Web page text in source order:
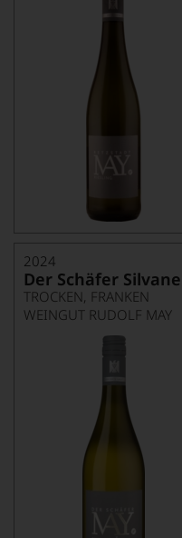
2024
Der Schäfer
TROCKEN, FRANKEN
WEINGUT RUDOLF MAY